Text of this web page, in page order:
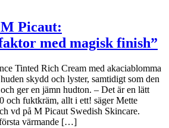
Picaut:
med magisk finish”
Tinted Rich Cream med akaciablomma
skydd och lyster, samtidigt som den
ger en jämn hudton. – Det är en lätt
och fuktkräm, allt i ett! säger Mette
vd på M Picaut Swedish Skincare.
värmande […]